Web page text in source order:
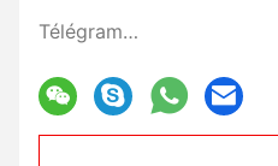
Télégramme: